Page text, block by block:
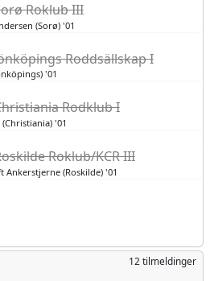
Roklub III
(Sorø) '01
Roddsällskap I
'01
Rodklub I
'01
Roklub/KCR III
Ankerstjerne (Roskilde) '01
12 tilmeldinger